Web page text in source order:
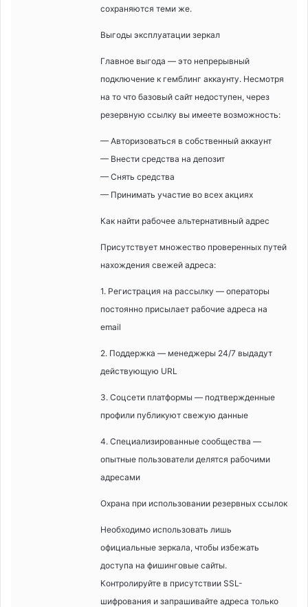
сохраняются теми же.
Выгоды эксплуатации зеркал
Главное выгода — это непрерывный
подключение к гемблинг аккаунту. Несмотря
на то что базовый сайт недоступен, через
резервную ссылку вы имеете возможность:
— Авторизоваться в собственный аккаунт
— Внести средства на депозит
— Снять средства
— Принимать участие во всех акциях
Как найти рабочее альтернативный адрес
Присутствует множество проверенных путей
нахождения свежей адреса:
1. Регистрация на рассылку — операторы
постоянно присылает рабочие адреса на
email
2. Поддержка — менеджеры 24/7 выдадут
действующую URL
3. Соцсети платформы — подтвержденные
профили публикуют свежую данные
4. Специализированные сообщества —
опытные пользователи делятся рабочими
адресами
Охрана при использовании резервных ссылок
Необходимо использовать лишь
официальные зеркала, чтобы избежать
доступа на фишинговые сайты.
Контролируйте в присутствии SSL-
шифрования и запрашивайте адреса только